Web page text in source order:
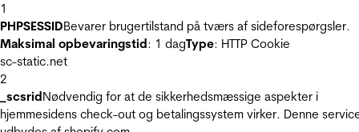
1
PHPSESSIDBevarer brugertilstand på tværs af sideforespørgsler.
Maksimal opbevaringstid: 1 dagType: HTTP Cookie
sc-static.net
2
_scsridNødvendig for at de sikkerhedsmæssige aspekter i
hjemmesidens check-out og betalingssystem virker. Denne